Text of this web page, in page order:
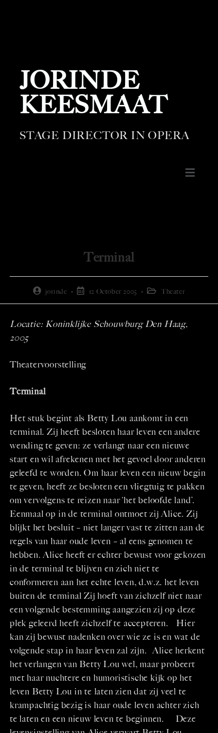
JORINDE
KEESMAAT
STAGE DIRECTOR IN OPERA
Terminal
jorinde 12 October 2005 Theater
Locatie: Koninklijke Schouwburg Den Haag,
2005
Theatervoorstelling
Terminal
Het stuk begint als Betty Lou aankomt in een
terminal. Zij heeft besloten haar leven een andere
wending te geven: ze verlangt naar een nieuwe
start en wil afrekenen met het gevoel door anderen
geleefd te worden. Om haar leven een nieuw begin
te geven, heeft ze besloten een vliegtuig te pakken
om vervolgens te reizen naar ‘het beloofde land’.
Eenmaal op in de terminal ontmoet zij Alice. Zij
blijkt het besluit – niet langer vast te zitten aan de
regels van haar oude leven – al eens genomen te
hebben. Alice heeft er echter bewust voor gekozen
in de terminal te blijven en zich niet te
conformeren aan het echte leven, d.w.z. het leven
buiten de terminal Zij hoeft van zichzelf niet naar
een volgende bestemming aangezien zij op deze
plek geleerd heeft zichzelf te accepteren. Hier
kan zij bewust nadenken over wie ze is en wat de
volgende stap in haar leven zal zijn. Alice herkent
het verlangen van Betty Lou wel, maar probeert
met haar nuchtere en humoristische kijk op het
leven Betty Lou in te laten zien dat zij veel te
krampachtig bezig is haar oude leven achter zich
te laten en een nieuw leven te beginnen. Deze